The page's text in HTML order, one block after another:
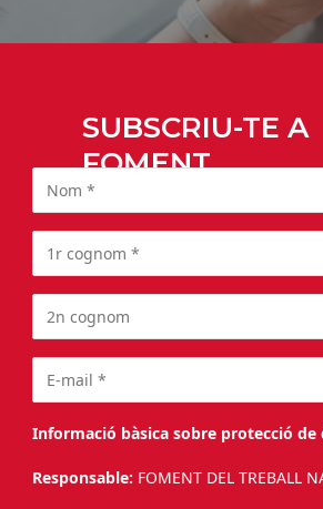
SUBSCRIU-TE A
FOMENT
Informació bàsica sobre protecció de
Responsable: FOMENT DEL TREBALL